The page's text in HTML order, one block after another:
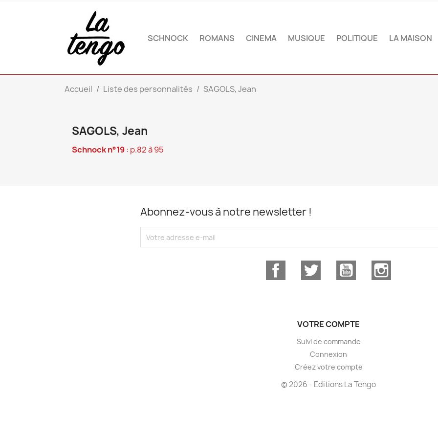
SCHNOCK ROMANS CINEMA MUSIQUE POLITIQUE LA MAISON
Accueil Liste des personnalités SAGOLS, Jean
SAGOLS, Jean
Schnock n°19: p.82 à 95
Abonnez-vous à notre newsletter !
Facebook Twitter YouTube
VOTRE COMPTE
Suivi de commande
Connexion
Créez votre compte
© 2026 - Editions La Tengo